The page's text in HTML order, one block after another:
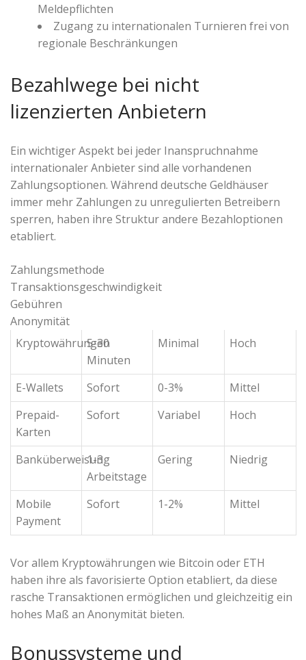
Meldepflichten
Zugang zu internationalen Turnieren frei von
regionale Beschränkungen
Bezahlwege bei nicht
lizenzierten Anbietern
Ein wichtiger Aspekt bei jeder Inanspruchnahme
internationaler Anbieter sind alle vorhandenen
Zahlungsoptionen. Während deutsche Geldhäuser
immer mehr Zahlungen zu unregulierten Betreibern
sperren, haben ihre Struktur andere Bezahloptionen
etabliert.
Zahlungsmethode
Transaktionsgeschwindigkeit
Gebühren
Anonymität
Kryptowährungen
5-30
Minuten
Minimal Hoch
E-Wallets Sofort 0-3%
Mittel
Prepaid-
Karten
Sofort Variabel Hoch
Banküberweisung
1-3
Arbeitstage
Gering Niedrig
Mobile
Payment
Sofort 1-2% Mittel
Vor allem Kryptowährungen wie Bitcoin oder ETH
haben ihre als favorisierte Option etabliert, da diese
rasche Transaktionen ermöglichen und gleichzeitig ein
hohes Maß an Anonymität bieten.
Bonussysteme und